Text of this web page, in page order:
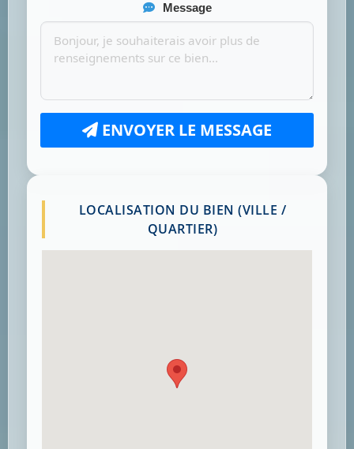
Message
ENVOYER LE MESSAGE
LOCALISATION DU BIEN (VILLE /
QUARTIER)